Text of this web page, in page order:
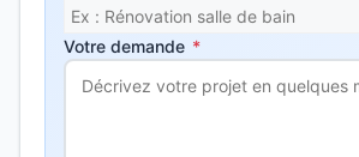
Votre demande *